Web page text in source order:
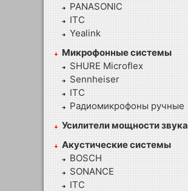
PANASONIC
ITC
Yealink
Микрофонные системы
SHURE Microflex
Sennheiser
ITC
Радиомикрофоны ручные
Усилители мощности звука
Акустические системы
BOSCH
SONANCE
ITC